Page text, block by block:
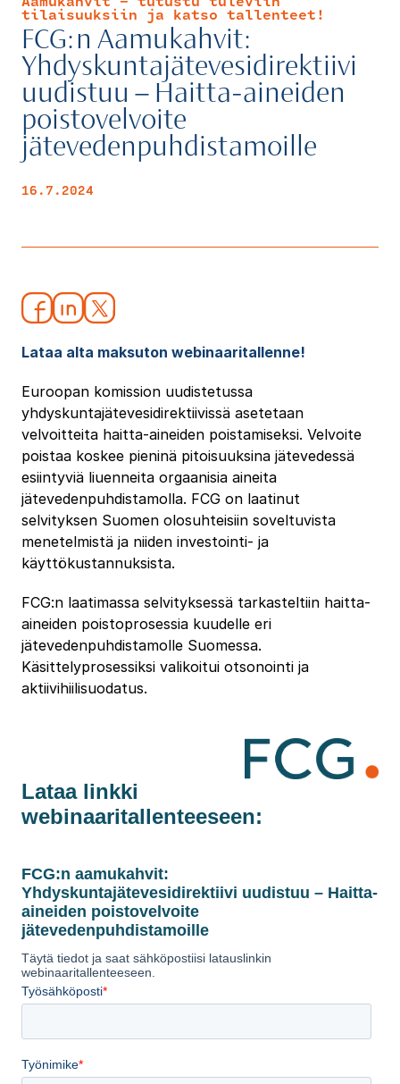
tilaisuuksiin ja katso tallenteet!
FCG:n Aamukahvit:
Yhdyskuntajätevesidirektiivi
uudistuu – Haitta-aineiden
poistovelvoite
jätevedenpuhdistamoille
16.7.2024
Lataa alta maksuton webinaaritallenne!
Euroopan komission uudistetussa
yhdyskuntajätevesidirektiivissä asetetaan
velvoitteita haitta-aineiden poistamiseksi. Velvoite
poistaa koskee pieninä pitoisuuksina jätevedessä
esiintyviä liuenneita orgaanisia aineita
jätevedenpuhdistamolla. FCG on laatinut
selvityksen Suomen olosuhteisiin soveltuvista
menetelmistä ja niiden investointi- ja
käyttökustannuksista.
FCG:n laatimassa selvityksessä tarkasteltiin haitta-
aineiden poistoprosessia kuudelle eri
jätevedenpuhdistamolle Suomessa.
Käsittelyprosessiksi valikoitui otsonointi ja
aktiivihiilisuodatus.